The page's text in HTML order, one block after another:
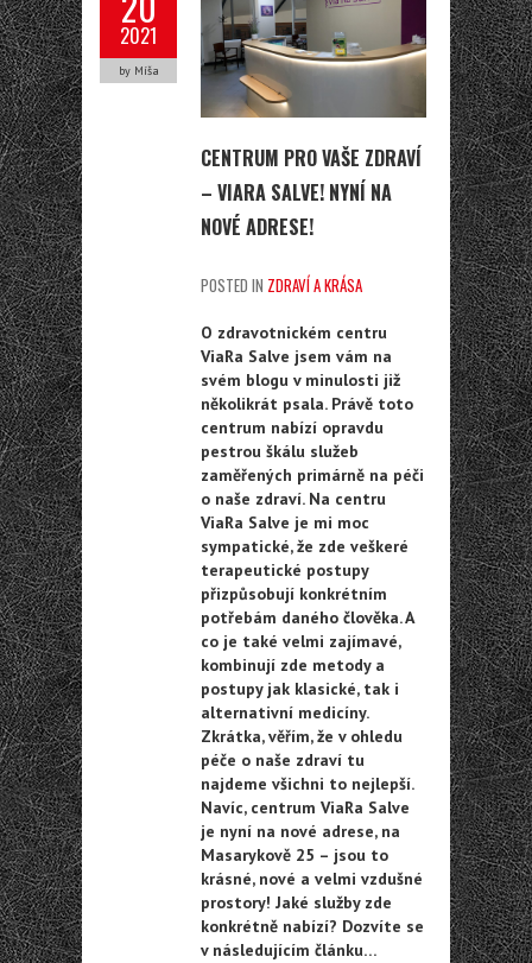
2021
by Míša
CENTRUM PRO VAŠE ZDRAVÍ
– VIARA SALVE! NYNÍ NA
NOVÉ ADRESE!
POSTED IN ZDRAVÍ A KRÁSA
O zdravotnickém centru
ViaRa Salve jsem vám na
svém blogu v minulosti již
několikrát psala. Právě toto
centrum nabízí opravdu
pestrou škálu služeb
zaměřených primárně na péči
o naše zdraví. Na centru
ViaRa Salve je mi moc
sympatické, že zde veškeré
terapeutické postupy
přizpůsobují konkrétním
potřebám daného člověka. A
co je také velmi zajímavé,
kombinují zde metody a
postupy jak klasické, tak i
alternativní medicíny.
Zkrátka, věřím, že v ohledu
péče o naše zdraví tu
najdeme všichni to nejlepší.
Navíc, centrum ViaRa Salve
je nyní na nové adrese, na
Masarykově 25 – jsou to
krásné, nové a velmi vzdušné
prostory! Jaké služby zde
konkrétně nabízí? Dozvíte se
v následujícím článku…